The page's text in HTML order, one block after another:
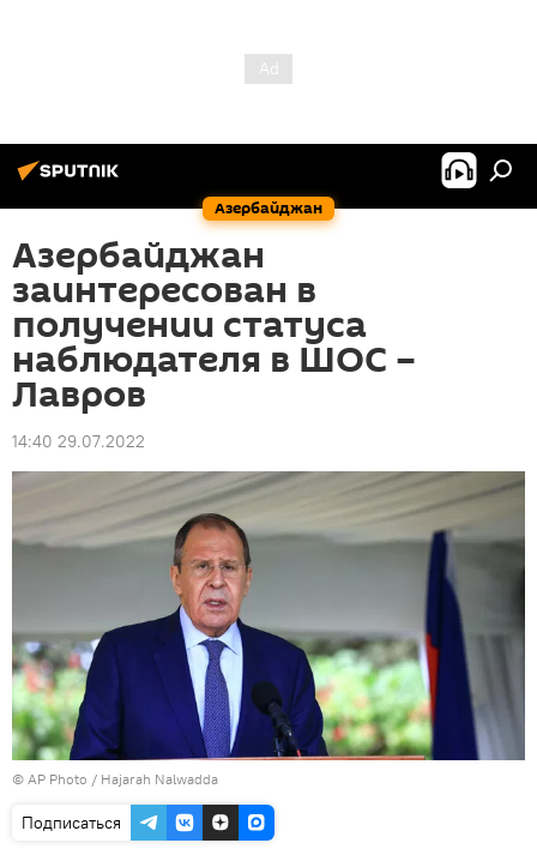
Азербайджан
Азербайджан
заинтересован в
получении статуса
наблюдателя в ШОС –
Лавров
14:40 29.07.2022
© AP Photo / Hajarah Nalwadda
Подписаться